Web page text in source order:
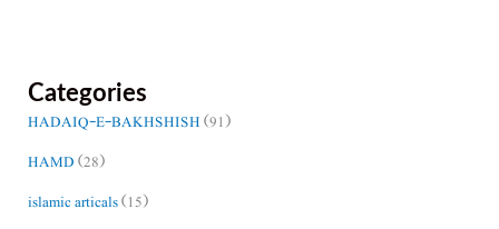
Categories
HADAIQ-E-BAKHSHISH(91)
HAMD(28)
islamic articals(15)